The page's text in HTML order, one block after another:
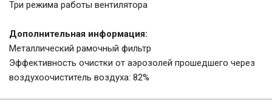
Три режима работы вентилятора
Дополнительная информация:
Металлический рамочный фильтр
Эффективность очистки от аэрозолей прошедшего через
воздухоочиститель воздуха: 82%